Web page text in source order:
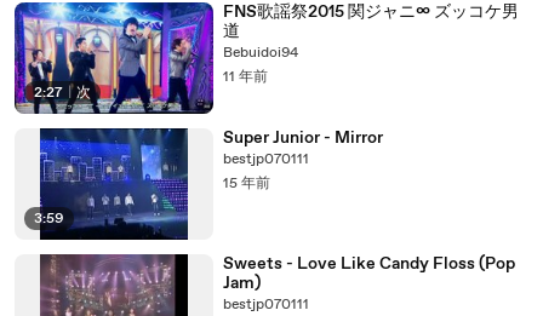
2:27 | 次
FNS歌謡祭2015 関ジャニ∞ ズッコケ男
道
Bebuidoi94
11 年前
3:59
Super Junior - Mirror
bestjp070111
15 年前
Sweets - Love Like Candy Floss (Pop
Jam)
bestjp070111